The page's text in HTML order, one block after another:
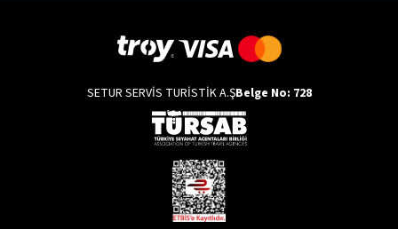
SETUR SERVİS TURİSTİK A.ŞBelge No: 728